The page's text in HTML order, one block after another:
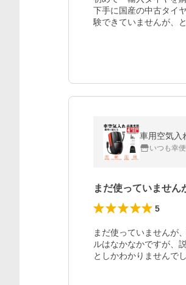
下手に国産の中古タイ
験できていませんが、
いつも幸便
まだ使っていませ
5
まだ使っていませんが
ルはなかなかですが、
としかわかりませんでし